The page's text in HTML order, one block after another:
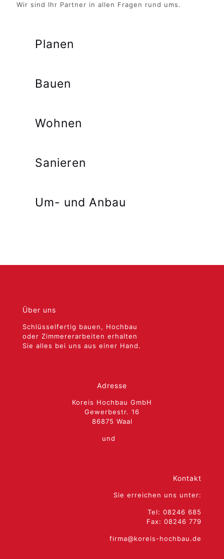
Wir sind Ihr Partner in allen Fragen rund ums.
Planen
Bauen
Wohnen
Sanieren
Um- und Anbau
Über uns
Schlüsselfertig bauen, Hochbau
oder Zimmererarbeiten erhalten
Sie alles bei uns aus einer Hand.
Adresse
Koreis Hochbau GmbH
Gewerbestr. 16
86875 Waal
und
Kontakt
Sie erreichen uns unter:
Tel: 08246 685
Fax: 08246 779
firma@koreis-hochbau.de